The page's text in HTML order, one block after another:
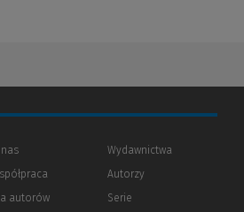
nas
autorów(Nowe
(Link
Wydawnictwa
Autorzy
Serie